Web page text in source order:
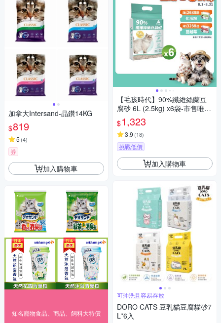
加拿大Intersand-晶鑽14KG
$819
5 (4)
券
加入購物車
知名寵物食品、商品、飼料大特價
【毛孩時代】90%纖維絲蘭豆
腐砂 6L (2.5kg) x6袋-市售唯一
SGS及Intertek雙認證抗菌除臭
貓砂
$1,323
3.9 (18)
挑戰低價
加入購物車
可沖洗且容易存放
DORO CATS 豆乳貓豆腐貓砂7
L*6入